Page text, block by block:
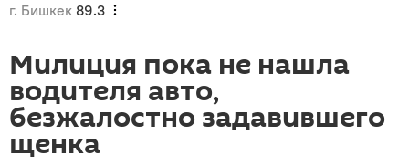
г. Бишкек 89.3
Милиция пока не нашла
водителя авто,
безжалостно задавившего
щенка